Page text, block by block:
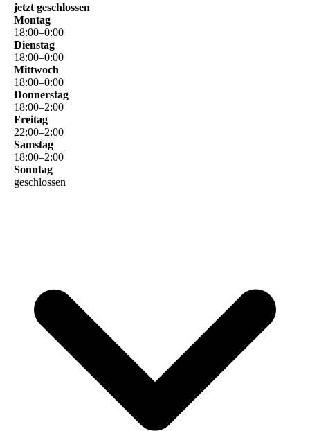
jetzt geschlossen
Montag
18:00–0:00
Dienstag
18:00–0:00
Mittwoch
18:00–0:00
Donnerstag
18:00–2:00
Freitag
22:00–2:00
Samstag
18:00–2:00
Sonntag
geschlossen